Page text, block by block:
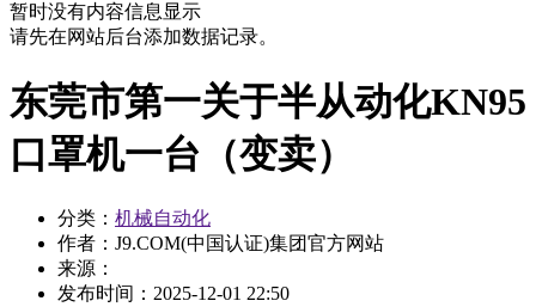
暂时没有内容信息显示
请先在网站后台添加数据记录。
东莞市第一关于半从动化KN95
口罩机一台（变卖）
分类： 机械自动化
作者：J9.COM(中国认证)集团官方网站
来源：
发布时间： 2025-12-01 22:50